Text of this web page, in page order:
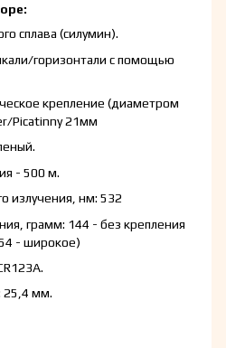
сплава (силумин).
горизонтали с помощью
крепление (диаметром
Picatinny 21мм
- 500 м.
излучения, нм: 532
грамм: 144 - без крепления
- широкое)
25,4 мм.